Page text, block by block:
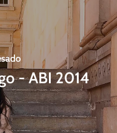
- ABI 2014